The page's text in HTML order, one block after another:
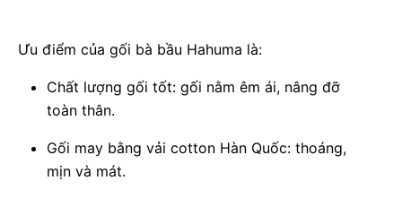
Ưu điểm của gối bà bầu Hahuma là:
Chất lượng gối tốt: gối nằm êm ái, nâng đỡ
toàn thân.
Gối may bằng vải cotton Hàn Quốc: thoáng,
mịn và mát.